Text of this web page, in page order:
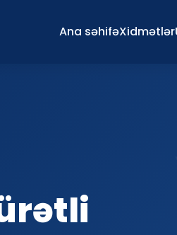
Ana səhifəXidmətlər